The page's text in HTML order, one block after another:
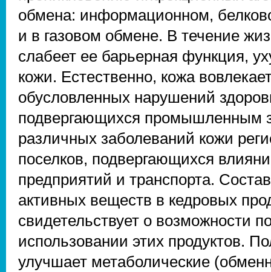
обмена: информационном,
и в газовом обмене. В течение
слабеет ее барьерная функция,
кожи. Естественно, кожа
обусловленных нарушений
подвергающихся промышленным
различных заболеваний кожи
поселков, подвергающихся
предприятий и транспорта.
активных веществ в кедровых
свидетельствует о возможности
использовании этих продуктов.
улучшает метаболические